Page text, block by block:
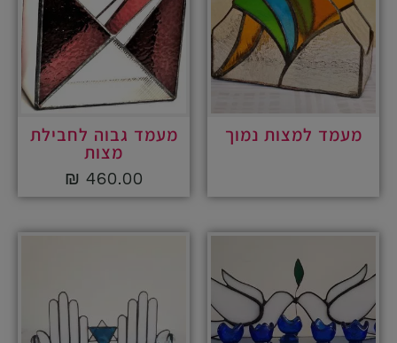
מעמד למצות נמוך מעמד גבוה לחבילת
מצות
₪ 460.00